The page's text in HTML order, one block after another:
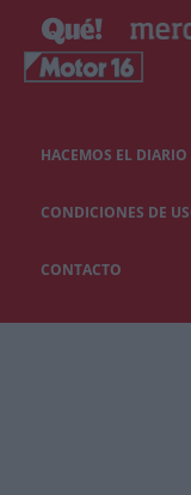
HACEMOS EL DIARIO
CONDICIONES DE
CONTACTO